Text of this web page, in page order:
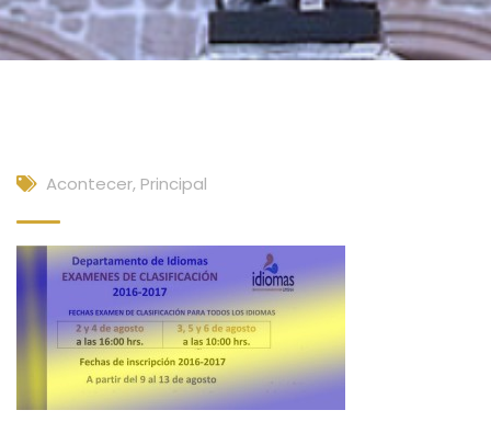
Acontecer, Principal